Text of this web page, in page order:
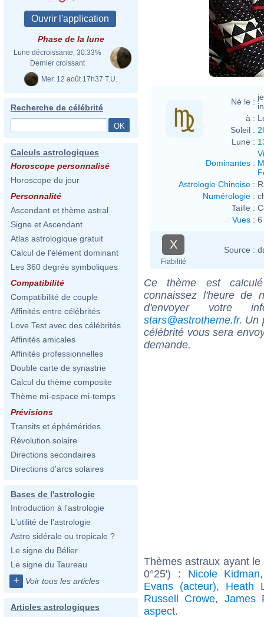
Phase de la lune
Lune décroissante, 30.33%
Dernier croissant
Mer. 12 août 17h37 T.U.
Recherche de célébrité
Calculs astrologiques
Horoscope personnalisé
Horoscope du jour
Personnalité
Ascendant et thème astral
Signe et Ascendant
Atlas astrologique gratuit
Calcul de l'élément dominant
Les 360 degrés symboliques
Compatibilité
Compatibilité de couple
Affinités entre célébrités
Love Test avec des célébrités
Affinités amicales
Affinités professionnelles
Double carte de synastrie
Calcul du thème composite
Thème mi-espace mi-temps
Prévisions
Transits et éphémérides
Révolution solaire
Directions secondaires
Directions d'arcs solaires
Bases de l'astrologie
Introduction à l'astrologie
L'utilité de l'astrologie
Astro sidérale ou tropicale ?
Le signe du Bélier
Le signe du Taureau
+ Voir tous les articles
Articles astrologiques
Né le :
à :
Soleil :
Lune :
Dominantes :
Astrologie Chinoise :
Numérologie :
Taille :
Vues : 6
X
Fiabilité
Source :
Ce thème est
connaissez l'heure de
d'envoyer votre
stars@astrotheme.fr. Un
célébrité vous sera
demande.
Thèmes astraux ayant
0°25') : Nicole Kidman
Evans (acteur), Heath
Russell Crowe, James
aspect.